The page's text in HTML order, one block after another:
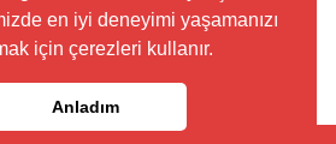
en iyi deneyimi yaşamanızı
için çerezleri kullanır.
Anladım
www.kuzeyhaber.com sorumlu